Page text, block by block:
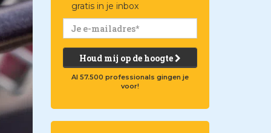
gratis in je inbox
Houd mij op de hoogte
Al 57.500 professionals gingen je
voor!